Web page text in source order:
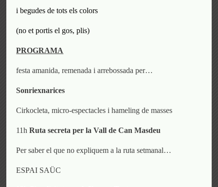
i begudesde tots els colors
(no et portis el gos, plis)
PROGRAMA
festa amanida, remenada i arrebossada per…
Sonriexnarices
Cirkocleta, micro-espectacles i hameling de masses
11hRuta secreta per la Vall de Can Masdeu
Per saber el que no expliquem a la ruta setmanal…
ESPAI SAÜC